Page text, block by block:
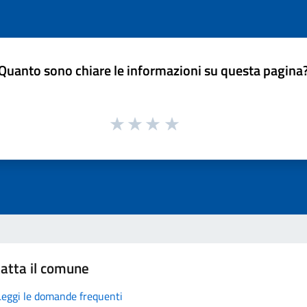
sono chiare le informazioni su questa
il comune
le domande frequenti